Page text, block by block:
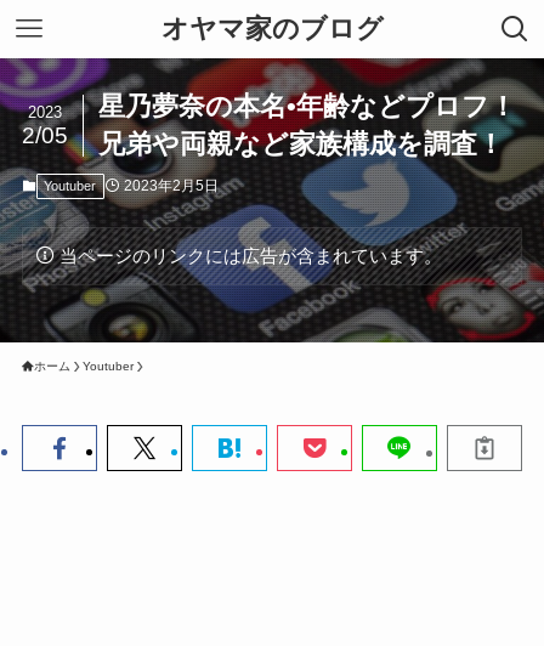
オヤマ家のブログ
星乃夢奈の本名•年齢などプロフ！
兄弟や両親など家族構成を調査！
2023
2/05
Youtuber 2023年2月5日
当ページのリンクには広告が含まれています。
ホーム Youtuber